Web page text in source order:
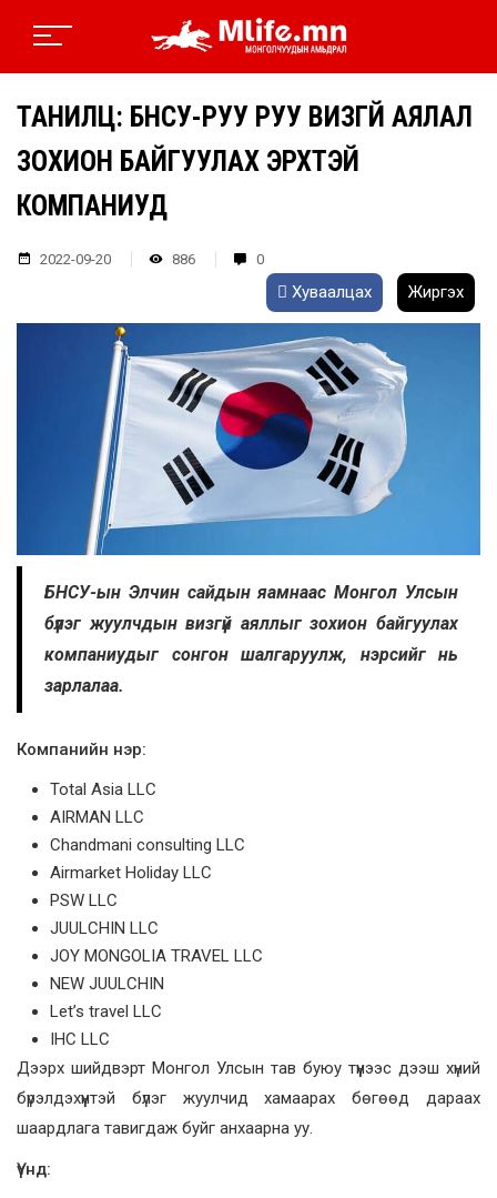
ТАНИЛЦ: БНСУ-РУУ РУУ ВИЗГҮЙ АЯЛАЛ
ЗОХИОН БАЙГУУЛАХ ЭРХТЭЙ
КОМПАНИУД
2022-09-20 886 0
Хуваалцах Жиргэх
БНСУ-ын Элчин сайдын яамнаас Монгол Улсын
бүлэг жуулчдын визгүй аяллыг зохион байгуулах
компаниудыг сонгон шалгаруулж, нэрсийг нь
зарлалаа.
Компанийн нэр:
Total Asia LLC
AIRMAN LLC
Chandmani consulting LLC
Airmarket Holiday LLC
PSW LLC
JUULCHIN LLC
JOY MONGOLIA TRAVEL LLC
NEW JUULCHIN
Let’s travel LLC
IHC LLC
Дээрх шийдвэрт Монгол Улсын тав буюу түүнээс дээш хүний
бүрэлдэхүүнтэй бүлэг жуулчид хамаарах бөгөөд дараах
шаардлага тавигдаж буйг анхаарна уу.
Үүнд: